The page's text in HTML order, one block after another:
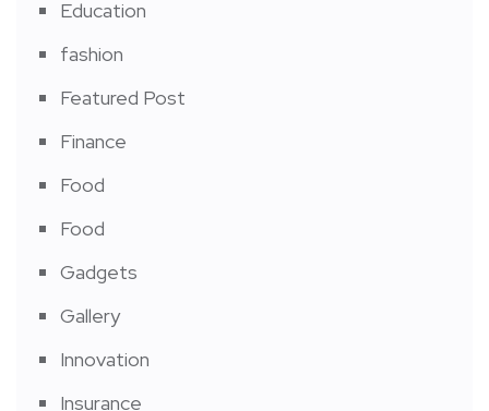
Education
fashion
Featured Post
Finance
Food
Food
Gadgets
Gallery
Innovation
Insurance